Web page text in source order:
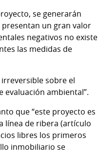
se generarán
un gran valor
negativos no existe
las medidas de
sobre el
evaluación ambiental”.
que “este proyecto es
línea de ribera (artículo
libres los primeros
inmobiliario se